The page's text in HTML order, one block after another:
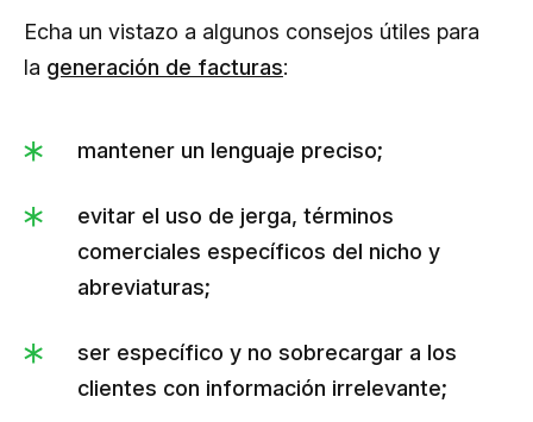
Echa un vistazo a algunos consejos útiles para
la generación de facturas:
mantener un lenguaje preciso;
evitar el uso de jerga, términos
comerciales específicos del nicho y
abreviaturas;
ser específico y no sobrecargar a los
clientes con información irrelevante;